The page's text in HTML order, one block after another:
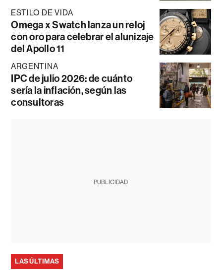
ESTILO DE VIDA
Omega x Swatch lanza un reloj
con oro para celebrar el alunizaje
del Apollo 11
ARGENTINA
IPC de julio 2026: de cuánto
sería la inflación, según las
consultoras
PUBLICIDAD
LAS ÚLTIMAS